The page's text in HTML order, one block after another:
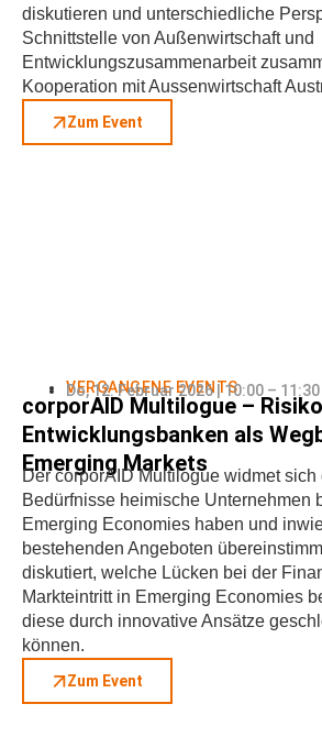
diskutieren und unterschiedliche
Schnittstelle von Außenwirtschaft und
Entwicklungszusammenarbeit
Kooperation mit Aussenwirtschaft
Zum Event
VERGANGENE EVENTS
Do, 12. Februar 2026 | 10:00 – 11:30
corporAID Multilogue –
Entwicklungsbanken als
Emerging Markets
Der corporAID Multilogue widmet
Bedürfnisse heimische Unternehmen
Emerging Economies haben und
bestehenden Angeboten
diskutiert, welche Lücken bei der
Markteintritt in Emerging Economies
diese durch innovative Ansätze
können.
Zum Event